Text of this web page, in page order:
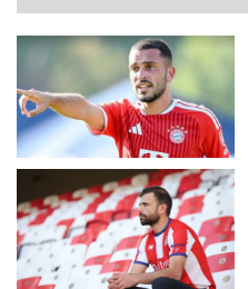
ZVICËR